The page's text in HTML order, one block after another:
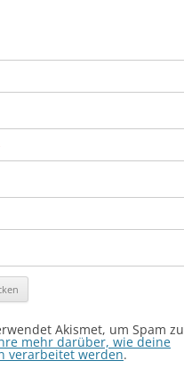
Akismet, um Spam zu
mehr darüber, wie deine
verarbeitet werden.